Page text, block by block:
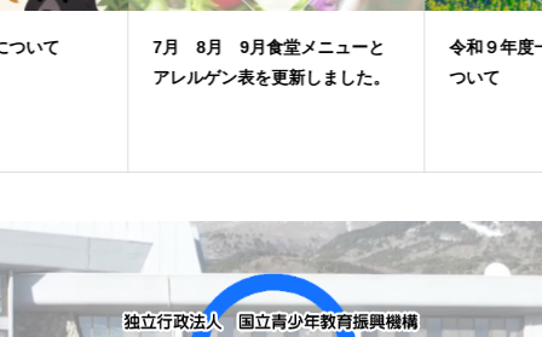
7月 8月 9月食堂メニューと
アレルゲン表を更新しました。
令和９年度一般予約開始期日に
ついて